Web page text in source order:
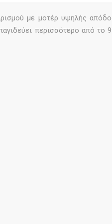
με μοτέρ υψηλής
περισσότερο από το